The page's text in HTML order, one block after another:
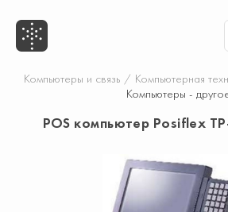
Компьютеры и связь / Компьютерная
Компьютеры -
POS компьютер Posiflex